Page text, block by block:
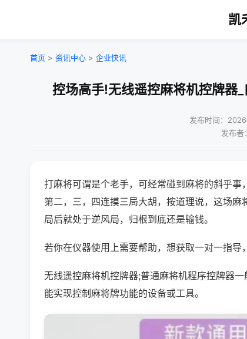
凯
首页 > 资讯中心 > 企业快讯
控场高手!无线遥控麻将机控牌器
发布时间：
发布者
打麻将可谓是个老手，可经常碰到麻将的斜乎事
第二，三，四连摸三局大胡，按道理说，这场
局后就处于逆风局，归根到底还是输钱。
若你在仪器使用上需要帮助，想获取一对一指导
无线遥控麻将机控牌器;普通麻将机程序控牌器
能实现控制麻将牌功能的设备或工具。